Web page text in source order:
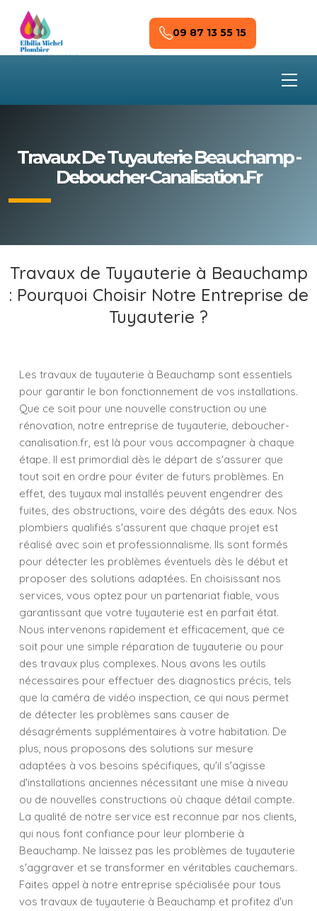
Skip to main content
09 87 13 55 15
Travaux De Tuyauterie Beauchamp -
Deboucher-Canalisation.fr
Travaux de Tuyauterie à Beauchamp
: Pourquoi Choisir Notre Entreprise de
Tuyauterie ?
Les travaux de tuyauterie à Beauchamp sont essentiels
pour garantir le bon fonctionnement de vos installations.
Que ce soit pour une nouvelle construction ou une
rénovation, notre entreprise de tuyauterie, deboucher-
canalisation.fr, est là pour vous accompagner à chaque
étape. Il est primordial dès le départ de s'assurer que
tout soit en ordre pour éviter de futurs problèmes. En
effet, des tuyaux mal installés peuvent engendrer des
fuites, des obstructions, voire des dégâts des eaux. Nos
plombiers qualifiés s'assurent que chaque projet est
réalisé avec soin et professionnalisme. Ils sont formés
pour détecter les problèmes éventuels dès le début et
proposer des solutions adaptées. En choisissant nos
services, vous optez pour un partenariat fiable, vous
garantissant que votre tuyauterie est en parfait état.
Nous intervenons rapidement et efficacement, que ce
soit pour une simple réparation de tuyauterie ou pour
des travaux plus complexes. Nous avons les outils
nécessaires pour effectuer des diagnostics précis, tels
que la caméra de vidéo inspection, ce qui nous permet
de détecter les problèmes sans causer de
désagréments supplémentaires à votre habitation. De
plus, nous proposons des solutions sur mesure
adaptées à vos besoins spécifiques, qu'il s'agisse
d'installations anciennes nécessitant une mise à niveau
ou de nouvelles constructions où chaque détail compte.
La qualité de notre service est reconnue par nos clients,
qui nous font confiance pour leur plomberie à
Beauchamp. Ne laissez pas les problèmes de tuyauterie
s'aggraver et se transformer en véritables cauchemars.
Faites appel à notre entreprise spécialisée pour tous
vos travaux de tuyauterie à Beauchamp et profitez d'un